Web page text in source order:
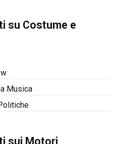
su Costume e
Musica
sui Motori